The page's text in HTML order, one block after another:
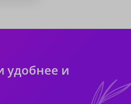
удобнее и